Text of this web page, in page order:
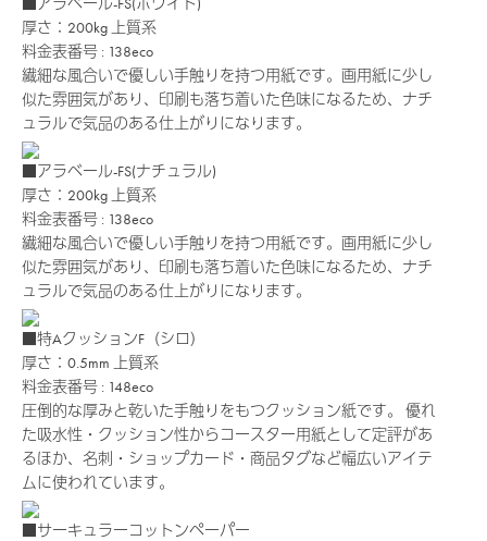
厚さ：200kg 上質系
料金表番号 : 138eco
繊細な風合いで優しい手触りを持つ用紙です。画用紙に少し
似た雰囲気があり、印刷も落ち着いた色味になるため、ナチ
ュラルで気品のある仕上がりになります。
■アラベール-FS(ナチュラル)
厚さ：200kg 上質系
料金表番号 : 138eco
繊細な風合いで優しい手触りを持つ用紙です。画用紙に少し
似た雰囲気があり、印刷も落ち着いた色味になるため、ナチ
ュラルで気品のある仕上がりになります。
■特AクッションF（シロ）
厚さ：0.5mm
上質系
料金表番号 : 148eco
圧倒的な厚みと乾いた手触りをもつクッション紙です。 優れ
た吸水性・クッション性からコースター用紙として定評があ
るほか、名刺・ショップカード・商品タグなど幅広いアイテ
ムに使われています。
■サーキュラーコットンペーパー